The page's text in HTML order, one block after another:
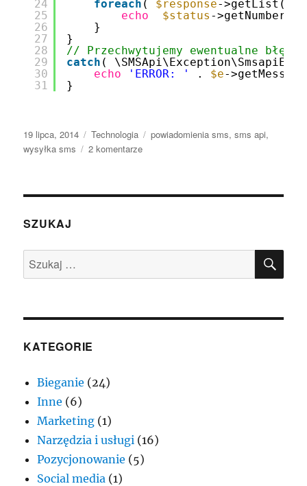
24
25
26
27
28
29
30
31
foreach ( $response->getList()
echo
$status -
}
}
// Przechwytujemy ewentualne
catch (
echo
'ERROR: ' . $e-
}
Data
publikacji
19 lipca, 2014 Kategorie
Technologia Tagi
powiadomienia sms,sms api,
wysyłka sms
2 komentarzedo
w
SZUKAJ
Szukaj:
KATEGORIE
Bieganie (24)
Inne (6)
Marketing (1)
Narzędzia i usługi (16)
Pozycjonowanie (5)
Social media (1)